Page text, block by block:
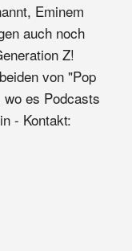
Eminem
auch noch
Z!
von "Pop
es Podcasts
- Kontakt: